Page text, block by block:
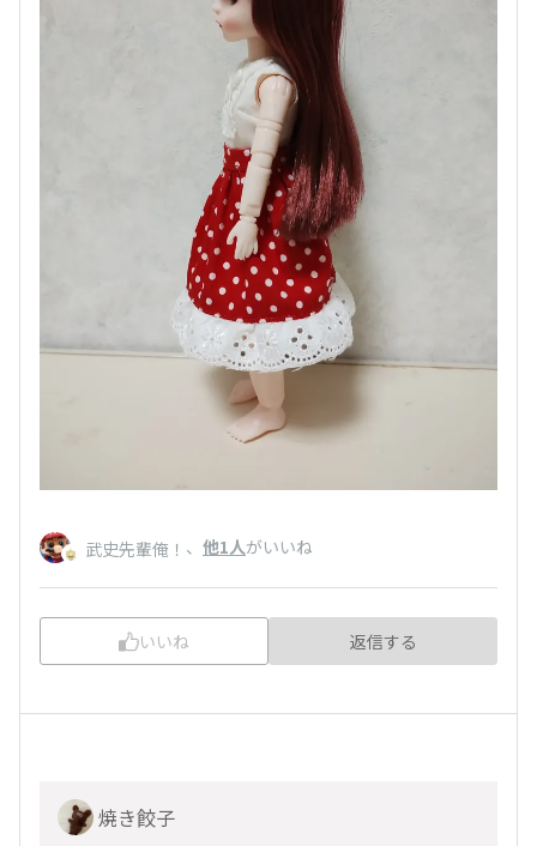
武史先輩俺！ 、 他1人がいいね
いいね 返信する
焼き餃子